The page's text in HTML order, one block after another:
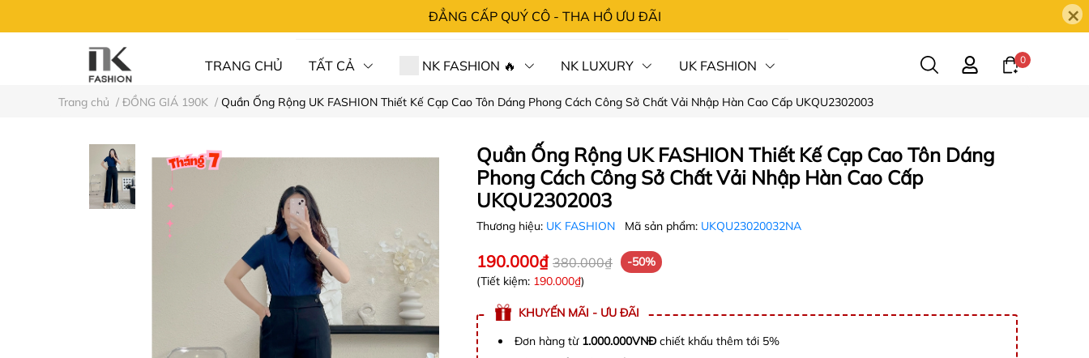
ĐẲNG CẤP QUÝ CÔ - THA HỒ ƯU ĐÃI ×
TRANG CHỦ TẤT CẢ NK FASHION 🔥 NK LUXURY UK FASHION 0
Trang chủ / ĐỒNG GIÁ 190K / Quần Ống Rộng UK FASHION Thiết Kế Cạp Cao Tôn Dáng Phong Cách Công Sở Chất Vải Nhập Hàn Cao Cấp UKQU2302003
Quần Ống Rộng UK FASHION Thiết Kế Cạp Cao Tôn Dáng
Phong Cách Công Sở Chất Vải Nhập Hàn Cao Cấp
UKQU2302003
Thương hiệu: UK FASHION Mã sản phẩm: UKQU23020032NA
190.000₫ 380.000₫
-50%
(Tiết kiệm: 190.000₫)
KHUYẾN MÃI - ƯU ĐÃI
Đơn hàng từ 1.000.000VNĐchiết khấu thêm tới 5%